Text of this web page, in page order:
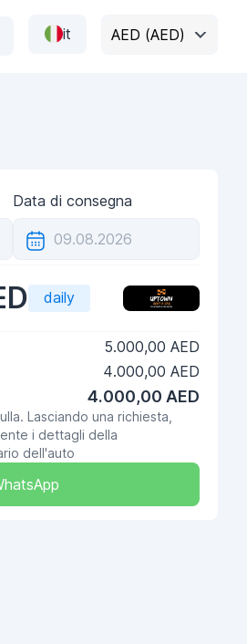
it AED (AED)
Data di consegna
daily
5.000,00 AED
4.000,00 AED
4.000,00 AED
Lasciando una richiesta,
i dettagli della
dell'auto